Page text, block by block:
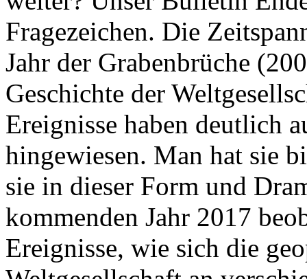
Fragezeichen. Die
Jahr der Grabenbrüche
Geschichte der
Ereignisse haben deutlich
hingewiesen. Man hat sie
sie in dieser Form und
kommenden Jahr 2017
Ereignisse, wie sich die